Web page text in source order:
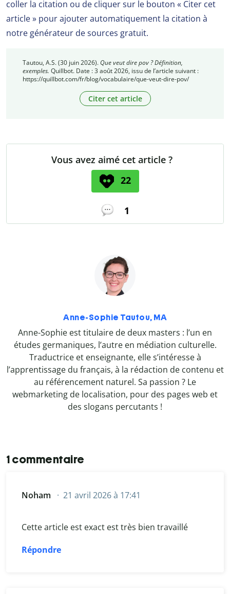
coller la citation ou de cliquer sur le bouton « Citer cet
article » pour ajouter automatiquement la citation à
notre générateur de sources gratuit.
Tautou, A.S. (30 juin 2026). Que veut dire pov ? Définition,
exemples. Quillbot. Date : 3 août 2026, issu de l’article suivant :
https://quillbot.com/fr/blog/vocabulaire/que-veut-dire-pov/
Citer cet article
Vous avez aimé cet article ?
22
1
Anne-Sophie Tautou, MA
Anne-Sophie est titulaire de deux masters : l’un en
études germaniques, l’autre en médiation culturelle.
Traductrice et enseignante, elle s’intéresse à
l’apprentissage du français, à la rédaction de contenu et
au référencement naturel. Sa passion ? Le
webmarketing de localisation, pour des pages web et
des slogans percutants !
1 commentaire
Noham 21 avril 2026 à 17:41
Cette article est exact est très bien travaillé
Répondre